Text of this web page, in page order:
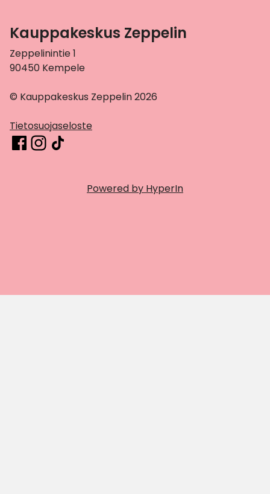
Kauppakeskus Zeppelin
Zeppelinintie 1
90450 Kempele
© Kauppakeskus Zeppelin 2026
Tietosuojaseloste
Powered by HyperIn